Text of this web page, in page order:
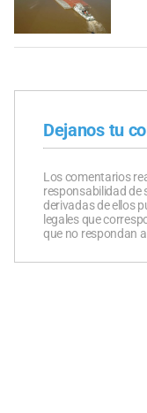
Dejanos tu
Los comentarios
responsabilidad de
derivadas de ellos
legales que
que no respondan